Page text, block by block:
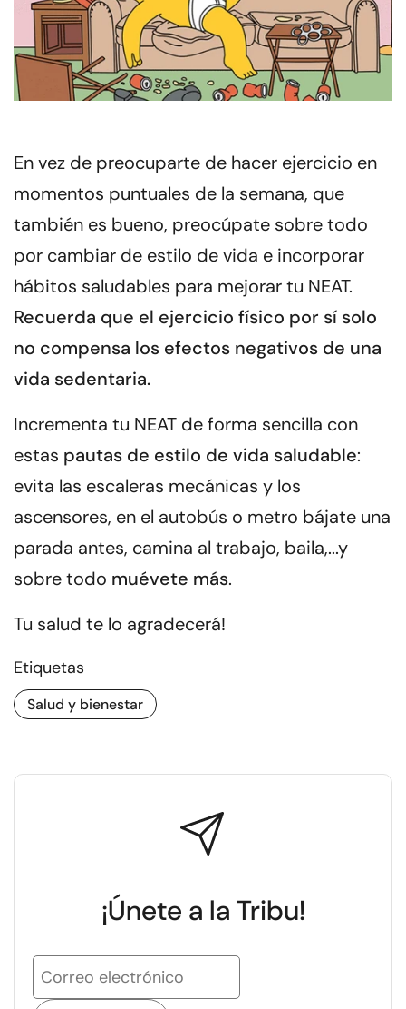
Etiquetas
Salud y bienestar
En vez de preocuparte de hacer ejercicio en
momentos puntuales de la semana, que
también es bueno, preocúpate sobre todo
por cambiar de estilo de vida e incorporar
hábitos saludables para mejorar tu NEAT.
Recuerda que el ejercicio físico por sí solo
no compensa los efectos negativos de una
vida sedentaria.
Incrementa tu NEAT de forma sencilla con
estas pautas de estilo de vida saludable:
evita las escaleras mecánicas y los
ascensores, en el autobús o metro bájate una
parada antes, camina al trabajo, baila,...y
sobre todo muévete más.
Tu salud te lo agradecerá!
¡Únete a la Tribu!